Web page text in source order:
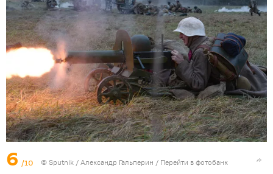
6 /10 © Sputnik / Александр Гальперин / Перейти в фотобанк